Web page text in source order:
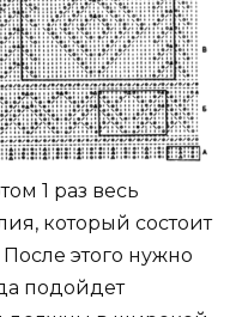
1 раз весь
который состоит
этого нужно
подойдет